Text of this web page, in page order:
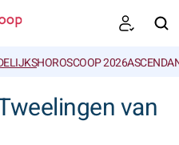
HOROSCOOP 2026
van